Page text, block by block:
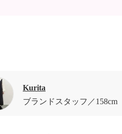
Kurita
ブランドスタッフ
158cm